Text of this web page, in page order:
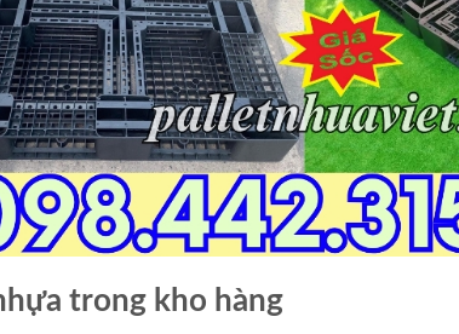
trong kho hàng